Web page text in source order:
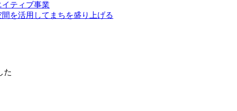
ティブ事業
間を活用してまちを盛り上げる
た